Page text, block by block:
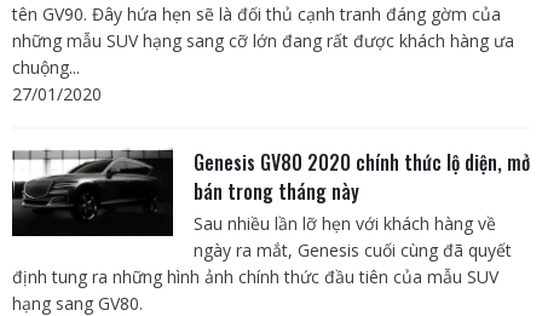
tên GV90. Đây hứa hẹn sẽ là đối thủ cạnh tranh đáng gờm của
những mẫu SUV hạng sang cỡ lớn đang rất được khách hàng ưa
chuộng...
27/01/2020
Genesis GV80 2020 chính thức lộ diện, mở
bán trong tháng này
Sau nhiều lần lỡ hẹn với khách hàng về
ngày ra mắt, Genesis cuối cùng đã quyết
định tung ra những hình ảnh chính thức đầu tiên của mẫu SUV
hạng sang GV80.